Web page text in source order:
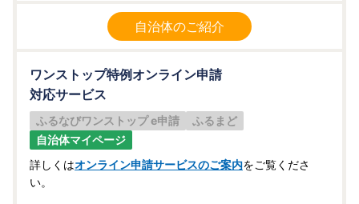
自治体のご紹介
ワンストップ特例オンライン申請
対応サービス
ふるなびワンストップ e申請
ふるまど
自治体マイページ
詳しくはオンライン申請サービスのご案内をご覧くださ
い。